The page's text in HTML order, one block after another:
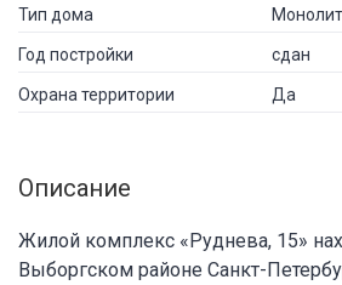
Тип дома Монолит
Год постройки сдан
Охрана территории Да
Описание
Жилой комплекс «Руднева, 15»
Выборгском районе Санкт-